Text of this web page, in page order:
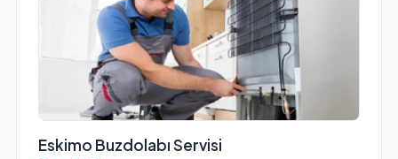
Eskimo Buzdolabı Servisi